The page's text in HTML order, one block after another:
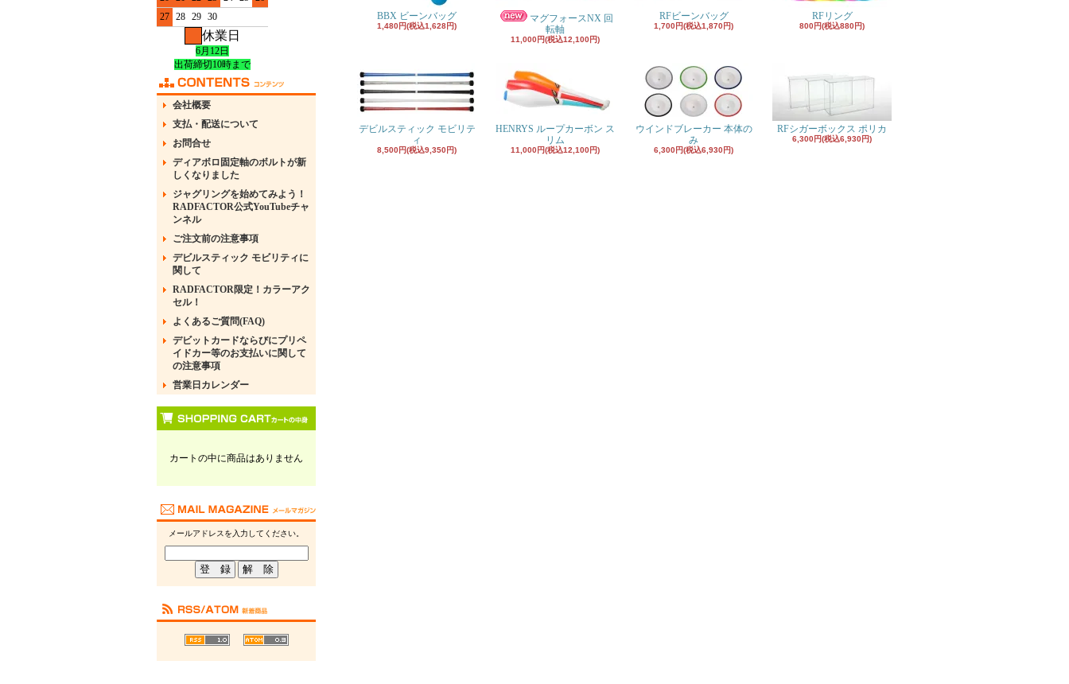
27 28 29 30
休業日
6月12日
出荷締切10時まで
会社概要
支払・配送について
お問合せ
ディアボロ固定軸のボルトが新
しくなりました
ジャグリングを始めてみよう！
RADFACTOR公式YouTubeチャ
ンネル
ご注文前の注意事項
デビルスティック モビリティに
関して
RADFACTOR限定！カラーアク
セル！
よくあるご質問(FAQ)
デビットカードならびにプリペ
イドカー等のお支払いに関して
の注意事項
営業日カレンダー
カートの中に商品はありません
メールアドレスを入力してください。
BBX ビーンバッグ
1,480円(税込1,628円)
マグフォースNX 回
転軸
11,000円(税込12,100円)
RFビーンバッグ
1,700円(税込1,870円)
RFリング
800円(税込880円)
デビルスティック モビリテ
ィ
8,500円(税込9,350円)
HENRYS ループカーボン ス
リム
11,000円(税込12,100円)
ウインドブレーカー 本体の
み
6,300円(税込6,930円)
RFシガーボックス ポリカ
6,300円(税込6,930円)